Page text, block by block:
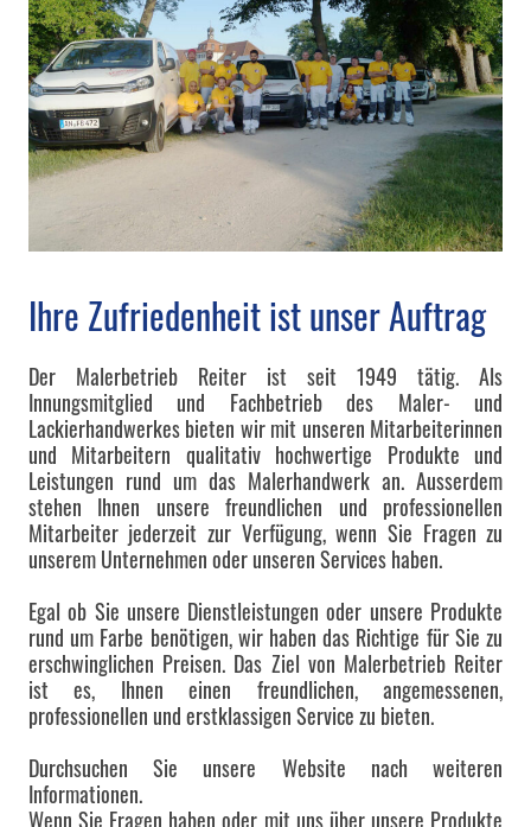
Ihre Zufriedenheit ist unser Auftrag
Der Malerbetrieb Reiter ist seit 1949 tätig. Als
Innungsmitglied und Fachbetrieb des Maler- und
Lackierhandwerkes bieten wir mit unseren Mitarbeiterinnen
und Mitarbeitern qualitativ hochwertige Produkte und
Leistungen rund um das Malerhandwerk an. Ausserdem
stehen Ihnen unsere freundlichen und professionellen
Mitarbeiter jederzeit zur Verfügung, wenn Sie Fragen zu
unserem Unternehmen oder unseren Services haben.
Egal ob Sie unsere Dienstleistungen oder unsere Produkte
rund um Farbe benötigen, wir haben das Richtige für Sie zu
erschwinglichen Preisen. Das Ziel von Malerbetrieb Reiter
ist es, Ihnen einen freundlichen, angemessenen,
professionellen und erstklassigen Service zu bieten.
Durchsuchen Sie unsere Website nach weiteren
Informationen.
Wenn Sie Fragen haben oder mit uns über unsere Produkte